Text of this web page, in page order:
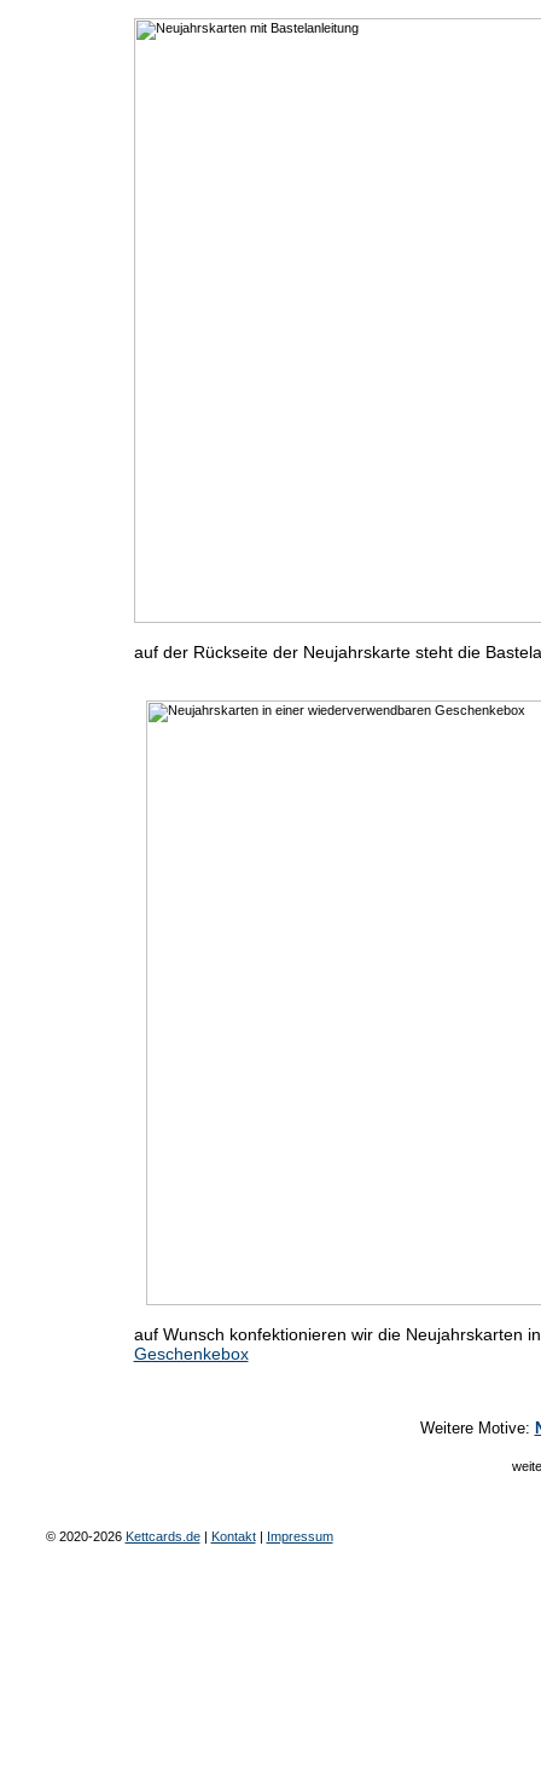
auf der Rückseite der Neujahrskarte steht die
auf Wunsch konfektionieren wir die Neujahrskarten
Geschenkebox
Weitere Motive:
© 2020-2026 Kettcards.de| Kontakt| Impressum